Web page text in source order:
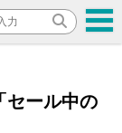
セール中の